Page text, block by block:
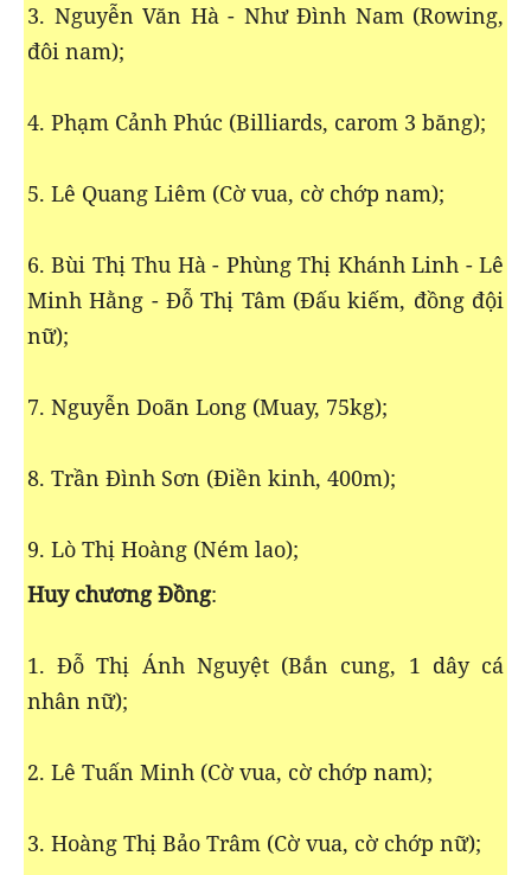
3. Nguyễn Văn Hà - Như Đình Nam (Rowing,
đôi nam);
4. Phạm Cảnh Phúc (Billiards, carom 3 băng);
5. Lê Quang Liêm (Cờ vua, cờ chớp nam);
6. Bùi Thị Thu Hà - Phùng Thị Khánh Linh - Lê
Minh Hằng - Đỗ Thị Tâm (Đấu kiếm, đồng đội
nữ);
7. Nguyễn Doãn Long (Muay, 75kg);
8. Trần Đình Sơn (Điền kinh, 400m);
9. Lò Thị Hoàng (Ném lao);
Huy chương Đồng:
1. Đỗ Thị Ánh Nguyệt (Bắn cung, 1 dây cá
nhân nữ);
2. Lê Tuấn Minh (Cờ vua, cờ chớp nam);
3. Hoàng Thị Bảo Trâm (Cờ vua, cờ chớp nữ);